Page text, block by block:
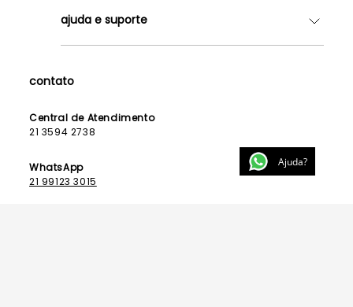
Ajuda?
Lojas
Como Funciona
Lista de Formandas
ajuda e suporte
Política de Privacidade
Política de Troca e Devolução
contato
Central de Atendimento
21 3594 2738
WhatsApp
21 99123 3015